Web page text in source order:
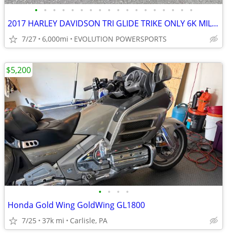
• • • • • • • • • • • • • • • • • •
2017 HARLEY DAVIDSON TRI GLIDE TRIKE ONLY 6K MILES FINANCING AVAILABLE
7/27 6,000mi EVOLUTION POWERSPORTS
• • • •
Honda Gold Wing GoldWing GL1800
7/25 37k mi Carlisle, PA
$5,200